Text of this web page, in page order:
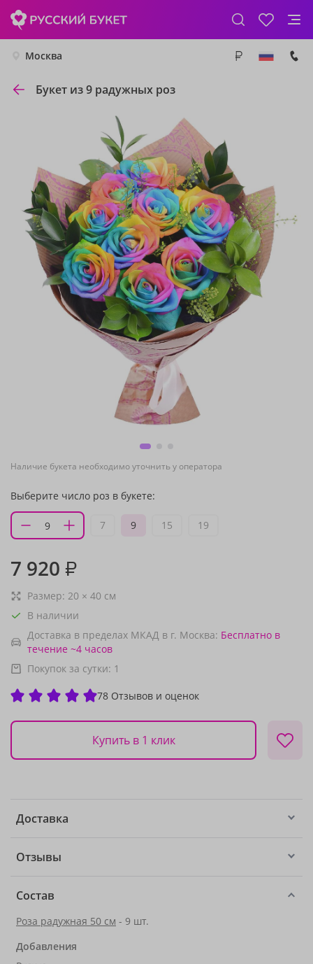
Москва
Букет из 9 радужных роз
Наличие букета необходимо уточнить у оператора
Выберите число роз в букете:
7 9 15 19
7 920 ₽
Размер: 20 × 40 см
В наличии
Доставка в пределах МКАД в г. Москва: Бесплатно в
течение ~4 часов
Покупок за сутки: 1
78 Отзывов и оценок
Купить в 1 клик
Доставка
Отзывы
Состав
Роза радужная 50 см - 9 шт.
Добавления